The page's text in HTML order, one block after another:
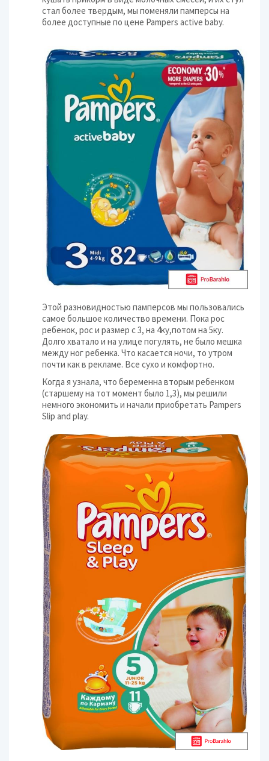
стал более твердым, мы поменяли памперсы на
более доступные по цене Pampers active baby.
Этой разновидностью памперсов мы пользовались
самое большое количество времени. Пока рос
ребенок, рос и размер с 3, на 4ку,потом на 5ку.
Долго хватало и на улице погулять, не было мешка
между ног ребенка. Что касается ночи, то утром
почти как в рекламе. Все сухо и комфортно.
Когда я узнала, что беременна вторым ребенком
(старшему на тот момент было 1,3), мы решили
немного экономить и начали приобретать Pampers
Slip and play.